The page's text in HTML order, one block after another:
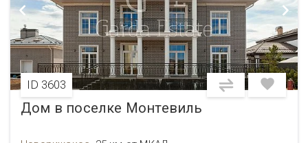
ID 3603
Дом в поселке Монтевиль